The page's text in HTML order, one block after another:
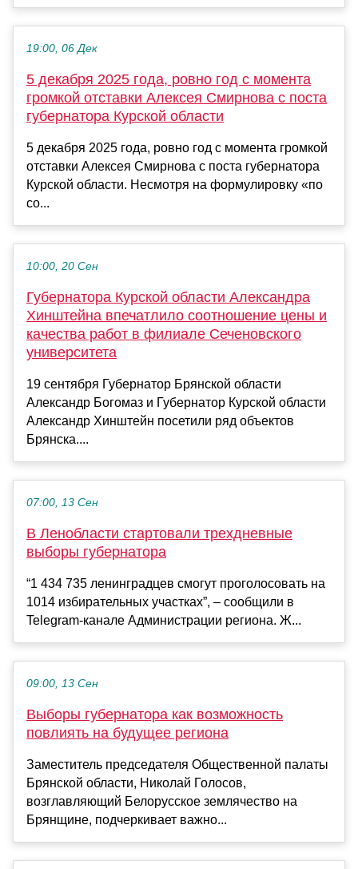
19:00, 06 Дек
5 декабря 2025 года, ровно год с момента
громкой отставки Алексея Смирнова с поста
губернатора Курской области
5 декабря 2025 года, ровно год с момента громкой
отставки Алексея Смирнова с поста губернатора
Курской области. Несмотря на формулировку «по
со...
10:00, 20 Сен
Губернатора Курской области Александра
Хинштейна впечатлило соотношение цены и
качества работ в филиале Сеченовского
университета
19 сентября Губернатор Брянской области
Александр Богомаз и Губернатор Курской области
Александр Хинштейн посетили ряд объектов
Брянска....
07:00, 13 Сен
В Ленобласти стартовали трехдневные
выборы губернатора
“1 434 735 ленинградцев смогут проголосовать на
1014 избирательных участках”, – сообщили в
Telegram-канале Администрации региона. Ж...
09:00, 13 Сен
Выборы губернатора как возможность
повлиять на будущее региона
Заместитель председателя Общественной палаты
Брянской области, Николай Голосов,
возглавляющий Белорусское землячество на
Брянщине, подчеркивает важно...